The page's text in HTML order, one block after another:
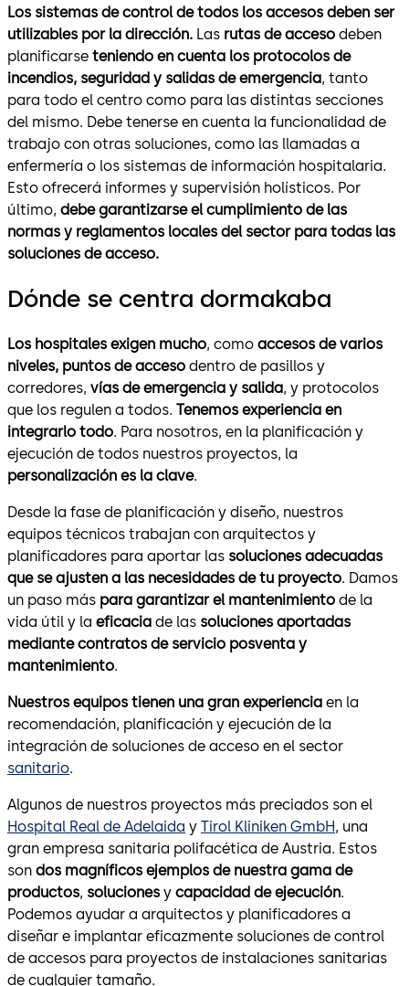
Los sistemas de control de todos los accesos deben ser
utilizables por la dirección. Las rutas de acceso deben
planificarse teniendo en cuenta los protocolos de
incendios, seguridad y salidas de emergencia, tanto
para todo el centro como para las distintas secciones
del mismo. Debe tenerse en cuenta la funcionalidad de
trabajo con otras soluciones, como las llamadas a
enfermería o los sistemas de información hospitalaria.
Esto ofrecerá informes y supervisión holísticos. Por
último, debe garantizarse el cumplimiento de las
normas y reglamentos locales del sector para todas las
soluciones de acceso.
Dónde se centra dormakaba
Los hospitales exigen mucho, como accesos de varios
niveles, puntos de acceso dentro de pasillos y
corredores, vías de emergencia y salida, y protocolos
que los regulen a todos. Tenemos experiencia en
integrarlo todo. Para nosotros, en la planificación y
ejecución de todos nuestros proyectos, la
personalización es la clave.
Desde la fase de planificación y diseño, nuestros
equipos técnicos trabajan con arquitectos y
planificadores para aportar las soluciones adecuadas
que se ajusten a las necesidades de tu proyecto. Damos
un paso más para garantizar el mantenimiento de la
vida útil y la eficacia de las soluciones aportadas
mediante contratos de servicio posventa y
mantenimiento.
Nuestros equipos tienen una gran experiencia en la
recomendación, planificación y ejecución de la
integración de soluciones de acceso en el sector
sanitario.
Algunos de nuestros proyectos más preciados son el
Hospital Real de Adelaida y Tirol Kliniken GmbH, una
gran empresa sanitaria polifacética de Austria. Estos
son dos magníficos ejemplos de nuestra gama de
productos, soluciones y capacidad de ejecución.
Podemos ayudar a arquitectos y planificadores a
diseñar e implantar eficazmente soluciones de control
de accesos para proyectos de instalaciones sanitarias
de cualquier tamaño.